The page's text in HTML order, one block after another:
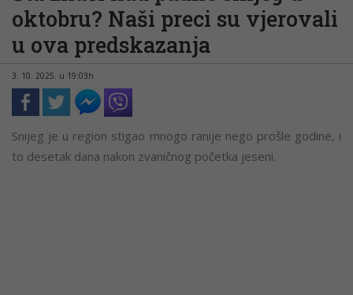
oktobru? Naši preci su vjerovali
u ova predskazanja
3. 10. 2025. u 19:03h
Snijeg je u region stigao mnogo ranije nego prošle godine, i
to desetak dana nakon zvaničnog početka jeseni.